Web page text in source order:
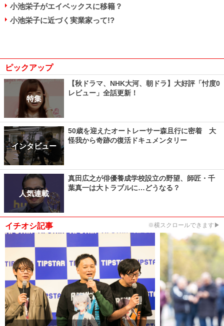
小池栄子がエイベックスに移籍？
小池栄子に近づく実業家って!?
ピックアップ
特集
【秋ドラマ、NHK大河、朝ドラ】大好評「忖度0
レビュー」全話更新！
インタビュー
50歳を迎えたオートレーサー森且行に密着 大
怪我から奇跡の復活ドキュメンタリー
人気連載
真田広之が俳優養成学校設立の野望、師匠・千
葉真一は大トラブルに…どうなる？
イチオシ記事 ※横スクロールできます▶